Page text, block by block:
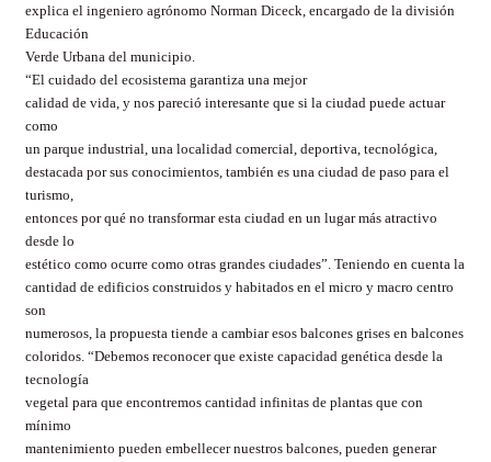
explica el ingeniero agrónomo Norman Diceck, encargado de la división
Educación
Verde Urbana del municipio.
“El cuidado del ecosistema garantiza una mejor
calidad de vida, y nos pareció interesante que si la ciudad puede actuar
como
un parque industrial, una localidad comercial, deportiva, tecnológica,
destacada por sus conocimientos, también es una ciudad de paso para el
turismo,
entonces por qué no transformar esta ciudad en un lugar más atractivo
desde lo
estético como ocurre como otras grandes ciudades”. Teniendo en cuenta la
cantidad de edificios construidos y habitados en el micro y macro centro
son
numerosos, la propuesta tiende a cambiar esos balcones grises en balcones
coloridos. “Debemos reconocer que existe capacidad genética desde la
tecnología
vegetal para que encontremos cantidad infinitas de plantas que con
mínimo
mantenimiento pueden embellecer nuestros balcones, pueden generar